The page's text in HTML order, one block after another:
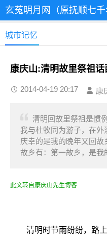
玄菟明月网（原抚顺七千
城市记忆
康庆山:清明故里祭祖话
2014-04-19 20:17 康
清明回故里祭祖是惯
我与杜牧同为游子，在
庆幸的是我的晚年又回
故乡有：第一故乡，是我
此文转自康庆山先生博客
清明时节雨纷纷，路上